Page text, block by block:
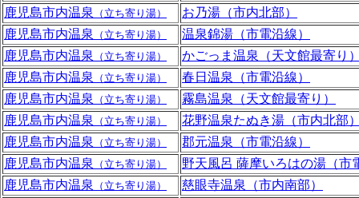
鹿児島市内温泉
（立ち寄り湯）
お乃湯（市内北部）
鹿児島市内温泉
（立ち寄り湯）
温泉錦湯（市電沿線）
鹿児島市内温泉
（立ち寄り湯）
かごっま温泉（天文館最寄り
鹿児島市内温泉
（立ち寄り湯）
春日温泉（市電沿線）
鹿児島市内温泉
（立ち寄り湯）
霧島温泉（天文館最寄り）
鹿児島市内温泉
（立ち寄り湯）
花野温泉たぬき湯（市内北部
鹿児島市内温泉
（立ち寄り湯）
郡元温泉（市電沿線）
鹿児島市内温泉
（立ち寄り湯）
野天風呂 薩摩いろはの湯（市
鹿児島市内温泉
（立ち寄り湯）
慈眼寺温泉（市内南部）